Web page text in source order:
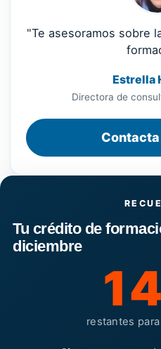
"Te asesoramos sobre
Estrella
Directora de
Tu crédito de
diciembre
restantes